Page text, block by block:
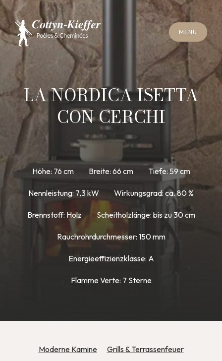
M EN U
MENU
RMIN S C HO N G
M N S CHOR GUN
C HL
S
H E SS E N
LA NORDICA ISETTA
CON CERCHI
Höhe: 76 cm Breite: 66 cm Tiefe: 59 cm
Nennleistung: 7,3 kW Wirkungsgrad: ca. 80 %
Brennstoff: Holz Scheitholzlänge: bis zu 30 cm
Rauchrohrdurchmesser: 150 mm
Energieeffizienzklasse: A
Flamme Verte: 7 Sterne
Moderne Kamine
Grills & Terrassenfeuer